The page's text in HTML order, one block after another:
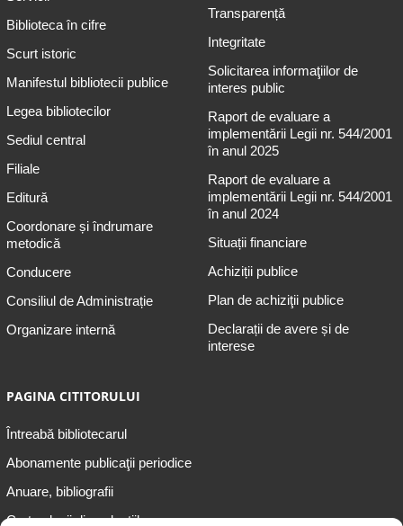
Biblioteca în cifre
Scurt istoric
Manifestul bibliotecii publice
Legea bibliotecilor
Sediul central
Filiale
Editură
Coordonare și îndrumare
metodică
Conducere
Consiliul de Administrație
Organizare internă
Transparență
Integritate
Solicitarea informaţiilor de
interes public
Raport de evaluare a
implementării Legii nr. 544/2001
în anul 2025
Raport de evaluare a
implementării Legii nr. 544/2001
în anul 2024
Situații financiare
Achiziții publice
Plan de achiziţii publice
Declarații de avere și de
interese
PAGINA CITITORULUI
Întreabă bibliotecarul
Abonamente publicaţii periodice
Anuare, bibliografii
Cartea lunii din colecțiile